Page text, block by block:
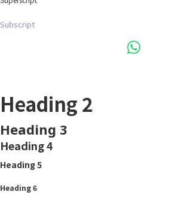
Subscript
Heading 2
Heading 3
Heading 4
Heading 5
Heading 6